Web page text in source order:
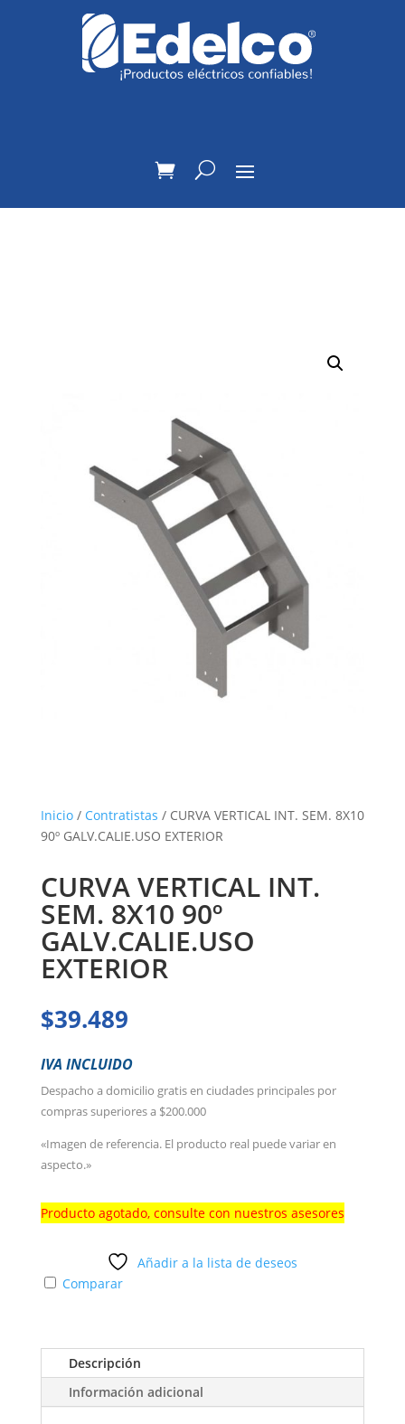
Inicio/ Contratistas / CURVA VERTICAL INT. SEM. 8X10
90º GALV.CALIE.USO EXTERIOR
CURVA VERTICAL INT.
SEM. 8X10 90º
GALV.CALIE.USO
EXTERIOR
$39.489
IVA INCLUIDO
Despacho a domicilio gratis en ciudades principales por
compras superiores a $200.000
«Imagen de referencia. El producto real puede variar en
aspecto.»
Producto agotado, consulte con nuestros asesores
Añadir a la lista de deseos
Comparar
Descripción
Información adicional